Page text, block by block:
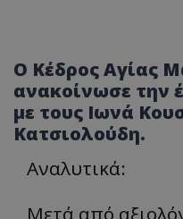
O Κέδρος Αγίας
ανακοίνωσε την
με τους Ιωνά
Κατσιολούδη.
Αναλυτικά:
Μετά από